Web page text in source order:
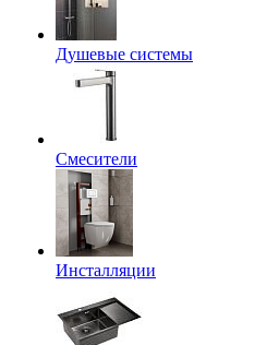
Душевые системы
Смесители
Инсталляции